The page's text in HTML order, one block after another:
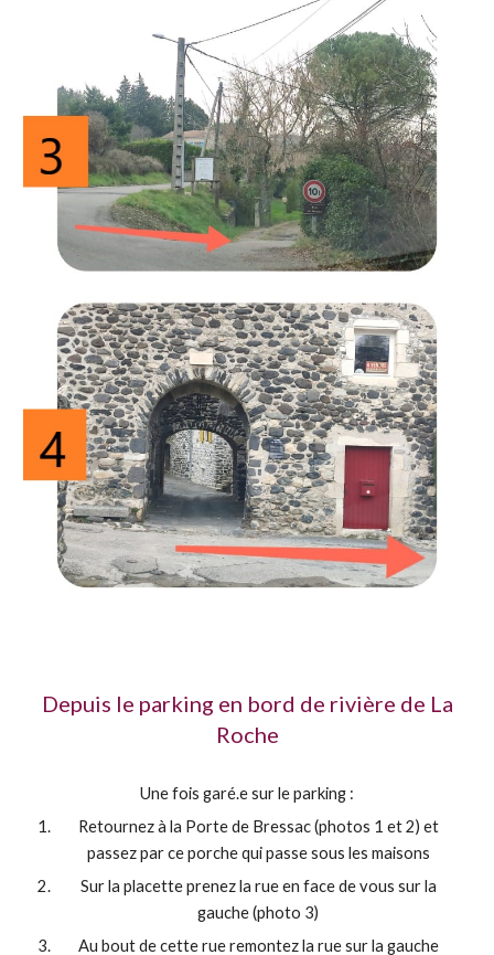
Depuis le parking en bord de rivière de La
Roche
Une fois garé.e sur le parking :
Retournez à la Porte de Bressac (photos 1 et 2) et
passez parce porche qui passe sous les maisons
Sur la placette prenez la rue en face de vous sur la
gauche (photo 3)
Au bout de cette rue remontez la rue sur la gauche